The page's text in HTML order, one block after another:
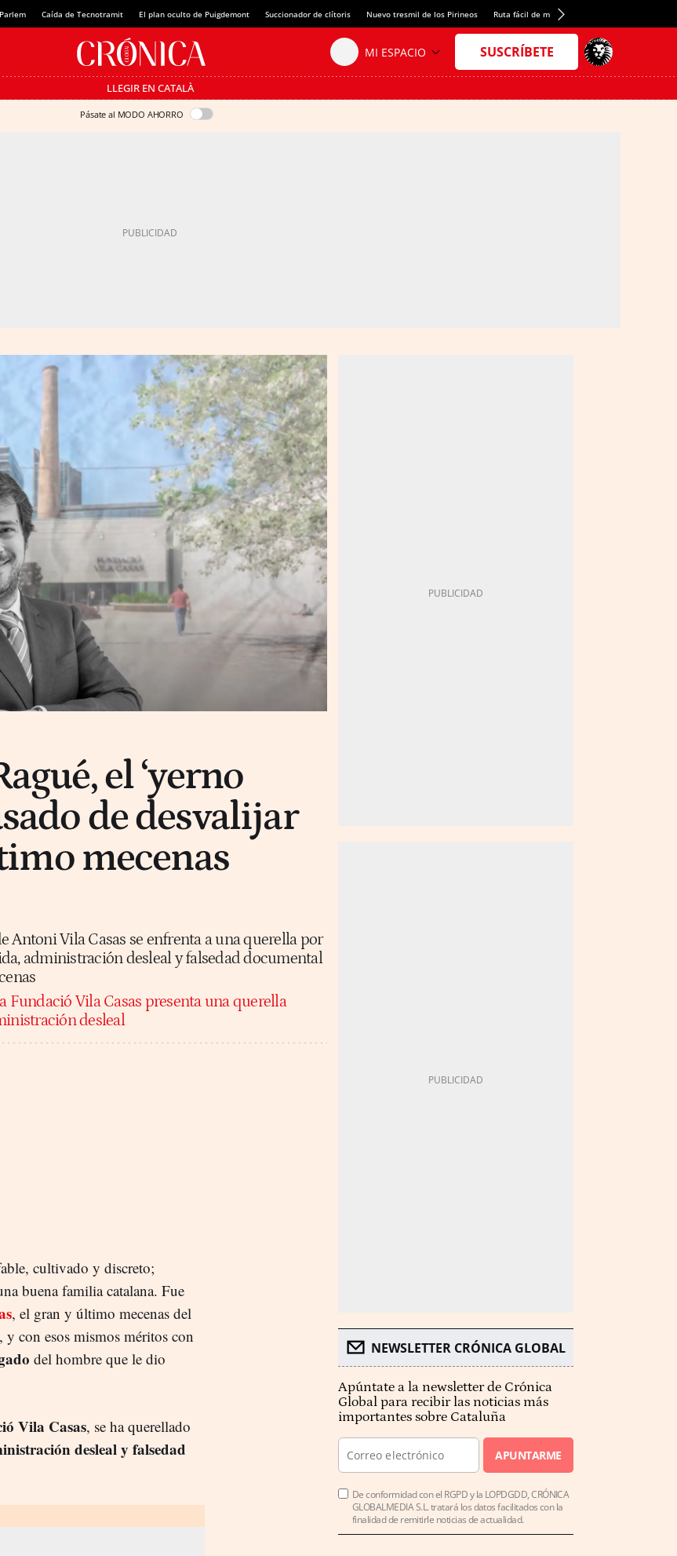
Caída de Tecnotramit El plan oculto de Puigdemont Succionador de clítoris Nuevo tresmil de los Pirineos Ruta fácil de montaña
LLEGIR EN CATALÀ
Pásate al MODO AHORRO
el ‘yerno
de desvalijar
mecenas
Antoni Vila Casas se enfrenta a una querella por
administración desleal y falsedad documental
Fundació Vila Casas presenta una querella
desleal
cultivado y discreto;
buena familia catalana. Fue
, el gran y último mecenas del
con esos mismos méritos con
del hombre que le dio
Vila Casas, se ha querellado
desleal y falsedad
NEWSLETTER CRÓNICA GLOBAL
Apúntate a la newsletter de Crónica
Global para recibir las noticias más
importantes sobre Cataluña
APUNTARME
De conformidad con el RGPD y la LOPDGDD, CRÓNICA
GLOBALMEDIA S.L. tratará los datos facilitados con la
finalidad de remitirle noticias de actualidad.